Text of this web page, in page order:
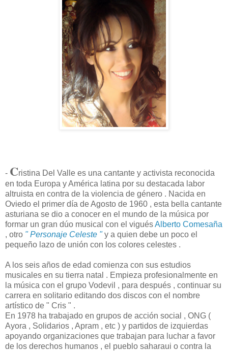
- Cristina Del Valle es una cantante y activista reconocida
en toda Europa y América latina por su destacada labor
altruista en contra de la violencia de género . Nacida en
Oviedo el primer día de Agosto de 1960 , esta bella cantante
asturiana se dio a conocer en el mundo de la música por
formar un gran dúo musical con el viguésAlberto Comesaña
, otro " Personaje Celeste "y a quien debe un poco el
pequeño lazo de unión con los colores celestes .
A los seis años de edad comienza con sus estudios
musicales en su tierra natal . Empieza profesionalmente en
la música con el grupo Vodevil , para después , continuar su
carrera en solitario editando dos discos con el nombre
artístico de " Cris " .
En 1978 ha trabajado en grupos de acción social , ONG (
Ayora , Solidarios , Apram , etc ) y partidos de izquierdas
apoyando organizaciones que trabajan para luchar a favor
de los derechos humanos , el pueblo saharaui o contra la